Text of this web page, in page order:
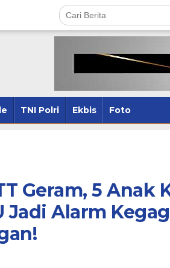
TNI Polri Ekbis Foto
Geram, 5 Anak
Jadi Alarm